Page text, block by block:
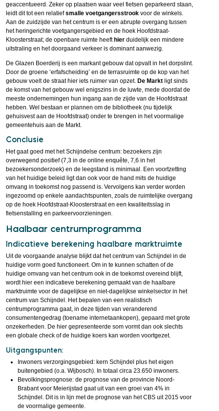
geaccentueerd. Zeker op plaatsen waar veel fietsen geparkeerd staan,
leidt dit tot een relatiefsmalle voetgangersstrookvoor de winkels.
Aan de zuidzijde van het centrum is er een abrupte overgang tussen
het heringerichte voetgangersgebied en de hoek Hoofdstraat-
Kloosterstraat; de openbare ruimte heeft hierduidelijk een mindere
uitstraling en het doorgaand verkeer is dominant aanwezig.
De Glazen Boerderij is een markant gebouw dat opvalt in het dorpslint.
Door de groene ‘erfafscheiding’ en de terrasruimte op de kop van het
gebouw voelt de straat hier iets ruimer van opzet. De Markt ligt sinds
de komst van het gebouw wel enigszins in de luwte, mede doordat de
meeste ondernemingen hun ingang aan de zijde van de Hoofdstraat
hebben. Wel bestaan er plannen om de bibliotheek (nu tijdelijk
gehuisvest aan de Hoofdstraat) onder te brengen in het voormalige
gemeentehuis aan de Markt.
Conclusie
Het gaat goed met het Schijndelse centrum: bezoekers zijn
overwegend positief (7,3 in de online enquête, 7,6 in het
bezoekersonderzoek) en de leegstand is minimaal. Een voortzetting
van het huidige beleid ligt dan ook voor de hand mits de huidige
omvang in toekomst nog passend is. Vervolgens kan verder worden
ingezoomd op enkele aandachtspunten, zoals de ruimtelijke overgang
op de hoek Hoofdstraat-Kloosterstraat en een kwaliteitsslag in
fietsenstalling en parkeervoorzieningen.
Haalbaar centrumprogramma
Indicatieve berekening haalbare marktruimte
Uit de voorgaande analyse blijkt dat het centrum van Schijndel in de
huidige vorm goed functioneert. Om in te kunnen schatten of de
huidige omvang van het centrum ook in de toekomst overeind blijft,
wordt hier een indicatieve berekening gemaakt van de haalbare
marktruimte voor de dagelijkse en niet-dagelijkse winkelsector in het
centrum van Schijndel. Het bepalen van een realistisch
centrumprogramma gaat, in deze tijden van veranderend
consumentengedrag (toename internetaankopen), gepaard met grote
onzekerheden. De hier gepresenteerde som vormt dan ook slechts
een globale check of de huidige koers kan worden voortgezet.
Uitgangspunten:
Inwoners verzorgingsgebied: kern Schijndel plus het eigen
buitengebied (o.a. Wijbosch). In totaal circa 23.650 inwoners.
Bevolkingsprognose: de prognose van de provincie Noord-
Brabant voor Meierijstad gaat uit van een groei van 4% in
Schijndel. Dit is in lijn met de prognose van het CBS uit 2015 voor
de voormalige gemeente.